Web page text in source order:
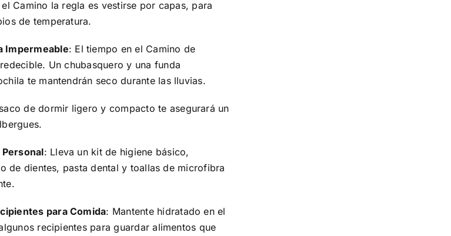
Camino la regla es vestirse por capas, para
de temperatura.
Impermeable: El tiempo en el Camino de
Un chubasquero y una funda
te mantendrán seco durante las lluvias.
de dormir ligero y compacto te asegurará un
: Lleva un kit de higiene básico,
de dientes, pasta dental y toallas de microfibra
para Comida: Mantente hidratado en el
recipientes para guardar alimentos que